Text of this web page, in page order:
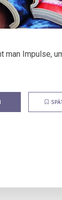
man Impulse,